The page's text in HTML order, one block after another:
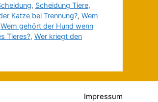
, Scheidung Tiere,
Katze bei Trennung?, Wem
Wem gehört der Hund wenn
Tieres?, Wer kriegt den
Impressum